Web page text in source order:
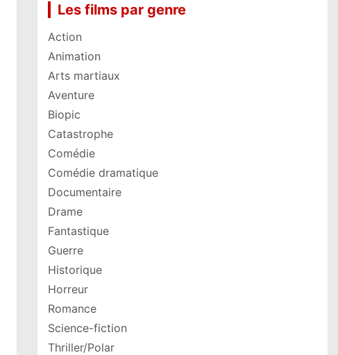
Les films par genre
Action
Animation
Arts martiaux
Aventure
Biopic
Catastrophe
Comédie
Comédie dramatique
Documentaire
Drame
Fantastique
Guerre
Historique
Horreur
Romance
Science-fiction
Thriller/Polar